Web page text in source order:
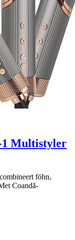
1 Multistyler
föhn,
Coandă-